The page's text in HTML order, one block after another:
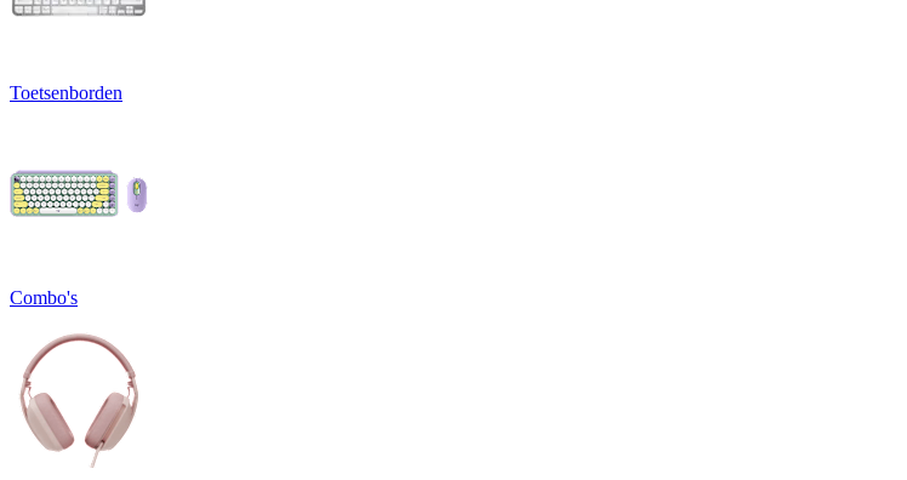
Toetsenborden
Combo's